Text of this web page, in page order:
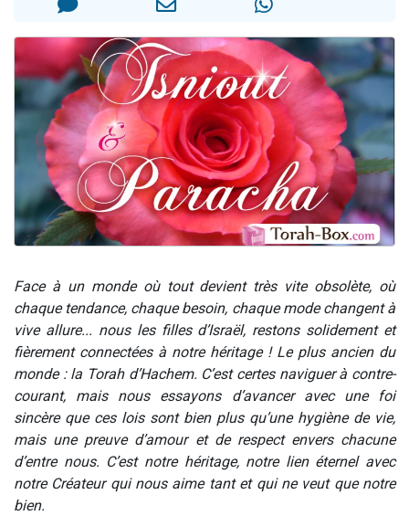
30 personnes viennent de faire un don pour Sauvez la jambe de Yohan
Il reste 49 places pour étudier en groupe sur Zoom
12 nouvelles musiques dans Torah-Box Music
Face à un monde où tout devient très vite obsolète, où
chaque tendance, chaque besoin, chaque mode changent à
vive allure... nous les filles d’Israël, restons solidement et
fièrement connectées à notre héritage ! Le plus ancien du
monde : la Torah d’Hachem. C’est certes naviguer à contre-
courant, mais nous essayons d’avancer avec une foi
sincère que ces lois sont bien plus qu’une hygiène de vie,
mais une preuve d’amour et de respect envers chacune
d’entre nous. C’est notre héritage, notre lien éternel avec
notre Créateur qui nous aime tant et qui ne veut que notre
bien.